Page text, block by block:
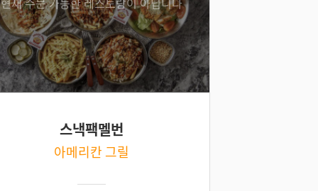
현재 주문 가능한 레스토랑이 아닙니다
스낵팩멜번
아메리칸 그릴